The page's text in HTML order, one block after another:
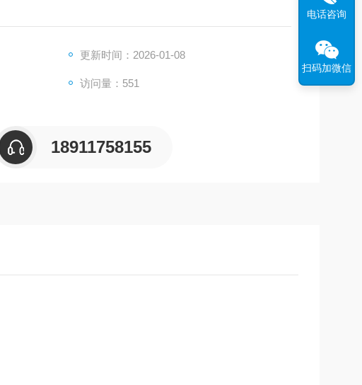
到达工作水位后继续加热。
更新时间：2026-01-08
访问量：551
18911758155
电话咨询
扫码加微信